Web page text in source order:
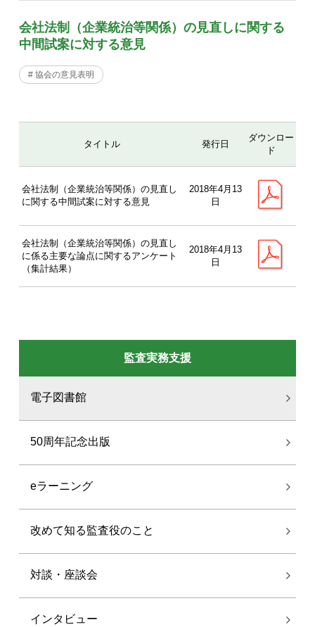
監査実務支援
電子図書館
50周年記念出版
eラーニング
改めて知る監査役のこと
対談・座談会
インタビュー
会社法制（企業統治等関係）の見直しに関する
中間試案に対する意見
# 協会の意見表明
タイトル 発行日
ダウンロー
ド
会社法制（企業統治等関係）の見直し
に関する中間試案に対する意見
2018年4月13
日
会社法制（企業統治等関係）の見直し
に係る主要な論点に関するアンケート
（集計結果）
2018年4月13
日